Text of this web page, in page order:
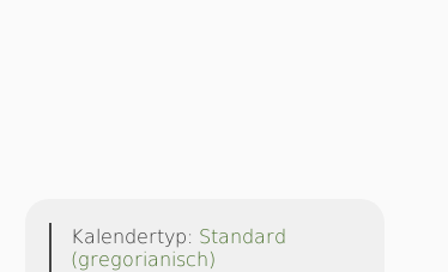
Kalendertyp: Standard
(gregorianisch)